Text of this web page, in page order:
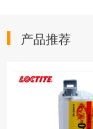
产品推荐